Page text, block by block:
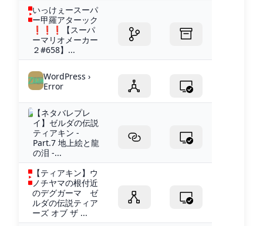
いっけぇースーパ
ー甲羅アターック
❗️❗️❗️【スーパ
ーマリオメーカー
２#658】...
WordPress ›
Error
【ネタバレプレ
イ】ゼルダの伝説
ティアキン -
Part.7 地上絵と龍
の泪 -...
【ティアキン】ウ
ノチヤマの根付近
のデグガーマ ゼ
ルダの伝説ティア
ーズ オブ ザ ...